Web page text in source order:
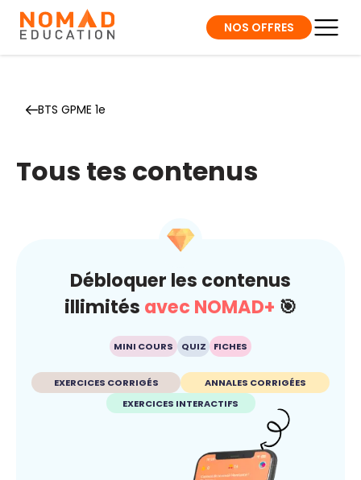
NOS OFFRES
BTS GPME 1e
Tous tes contenus
Débloquer les contenus
illimités avec NOMAD+ 🎯
MINI COURS QUIZ FICHES
EXERCICES CORRIGÉS
ANNALES CORRIGÉES
EXERCICES INTERACTIFS